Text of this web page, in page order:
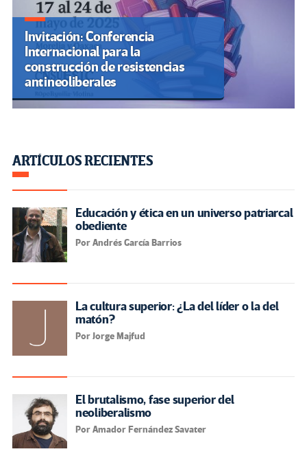
Invitación: Conferencia
Internacional para la
construcción de resistencias
antineoliberales
ARTÍCULOS RECIENTES
Educación y ética en un universo patriarcal
obediente
Por Andrés García Barrios
La cultura superior: ¿La del líder o la del
matón?
Por Jorge Majfud
El brutalismo, fase superior del
neoliberalismo
Por Amador Fernández Savater